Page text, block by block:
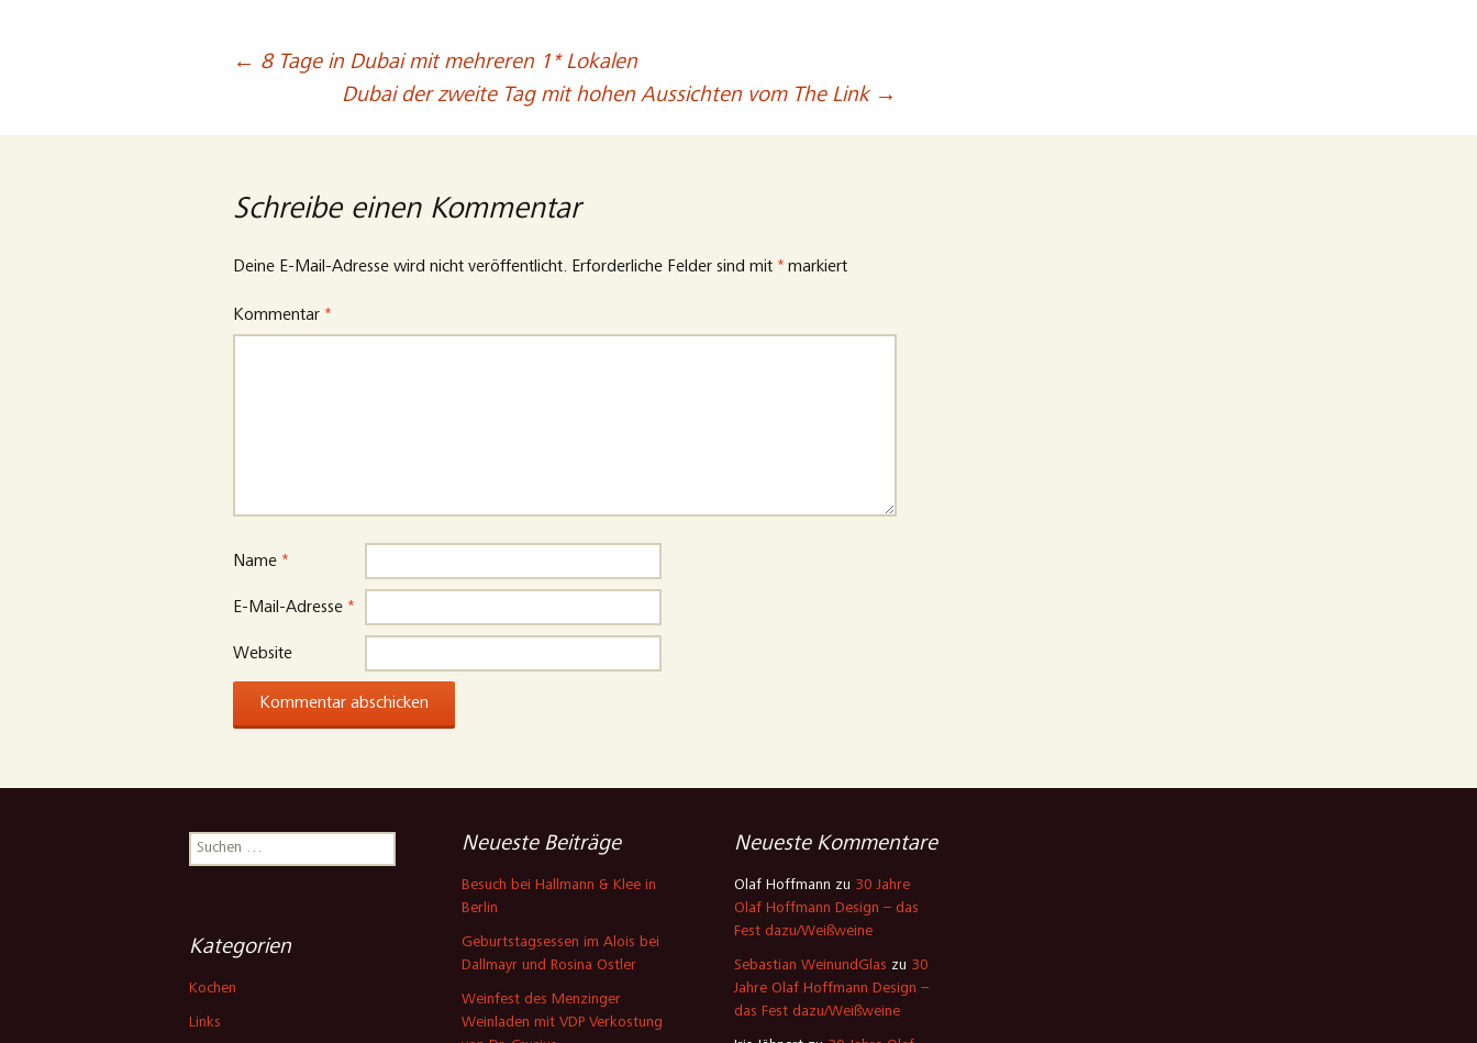
Beitragsnavigation
← 8 Tage in Dubai mit mehreren 1* Lokalen
Dubai der zweite Tag mit hohen Aussichten vom The Link →
Schreibe einen Kommentar
Deine E-Mail-Adresse wird nicht veröffentlicht. Erforderliche Felder sind mit * markiert
Kommentar *
Name *
E-Mail-Adresse *
Website
Suchen
nach:
Neueste Beiträge
Besuch bei Hallmann & Klee in
Berlin
Geburtstagsessen im Alois bei
Dallmayr und Rosina Ostler
Weinfest des Menzinger
Weinladen mit VDP Verkostung
Neueste Kommentare
Olaf Hoffmann zu 30 Jahre
Olaf Hoffmann Design – das
Fest dazu/Weißweine
Sebastian WeinundGlas zu 30
Jahre Olaf Hoffmann Design –
das Fest dazu/Weißweine
Kategorien
Kochen
Links